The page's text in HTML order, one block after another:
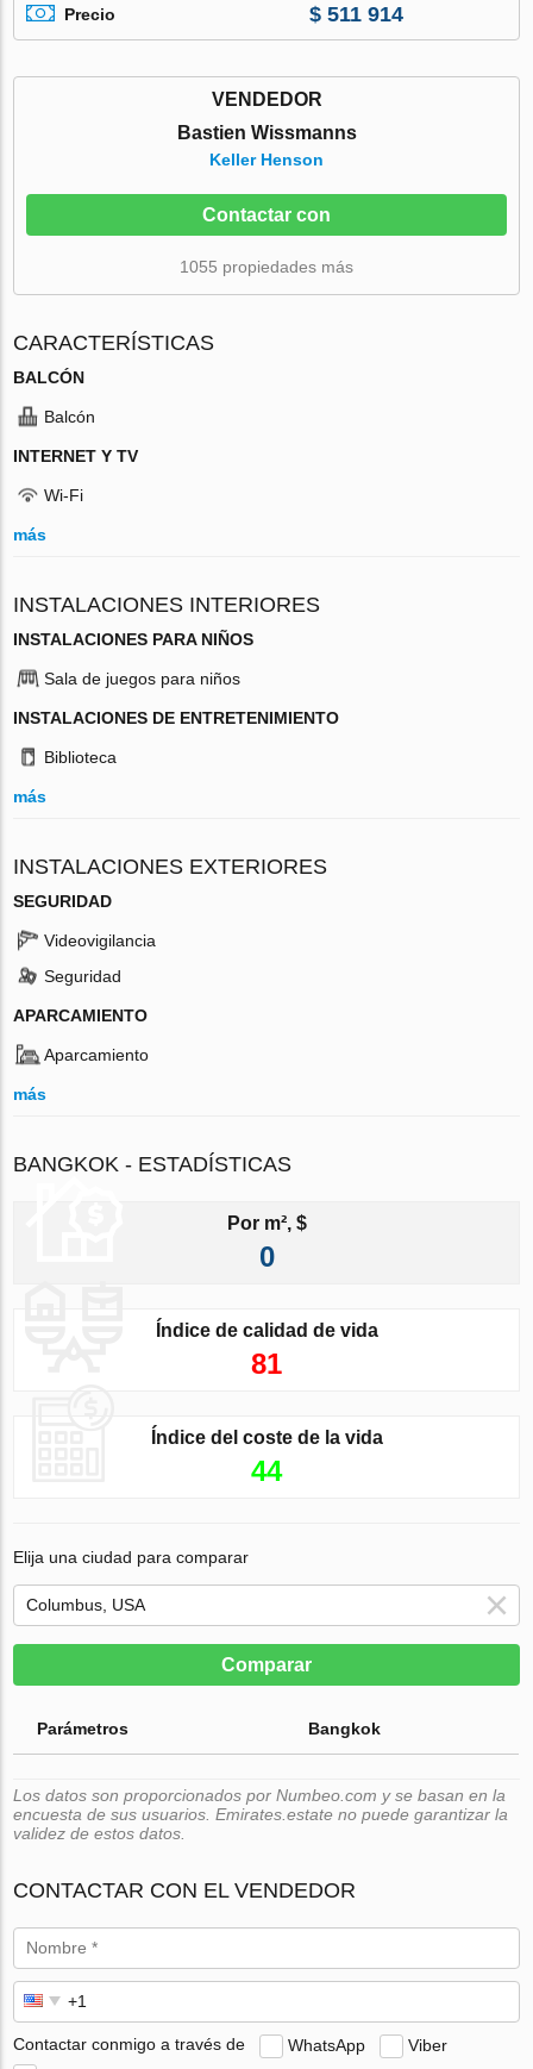
Precio $ 511 914
VENDEDOR
Bastien Wissmanns
Keller Henson
Contactar con
1055 propiedades más
CARACTERÍSTICAS
BALCÓN
Balcón
INTERNET Y TV
Wi-Fi
más
INSTALACIONES INTERIORES
INSTALACIONES PARA NIÑOS
Sala de juegos para niños
INSTALACIONES DE ENTRETENIMIENTO
Biblioteca
más
INSTALACIONES EXTERIORES
SEGURIDAD
Videovigilancia
Seguridad
APARCAMIENTO
Aparcamiento
más
BANGKOK - ESTADÍSTICAS
Por m², $
0
Índice de calidad de vida
81
Índice del coste de la vida
44
Elija una ciudad para comparar
Comparar
Parámetros Bangkok
Los datos son proporcionados por Numbeo.com y se basan en la
encuesta de sus usuarios. Emirates.estate no puede garantizar la
validez de estos datos.
CONTACTAR CON EL VENDEDOR
Contactar conmigo a través de WhatsApp
Viber